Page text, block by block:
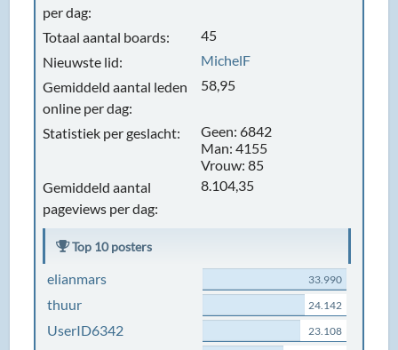
per dag:
Totaal aantal boards:
45
Nieuwste lid:
MichelF
Gemiddeld aantal leden
online per dag:
58,95
Statistiek per geslacht:
Geen: 6842
Man: 4155
Vrouw: 85
Gemiddeld aantal
pageviews per dag:
8.104,35
Top 10 posters
elianmars 33.990
thuur 24.142
UserID6342 23.108